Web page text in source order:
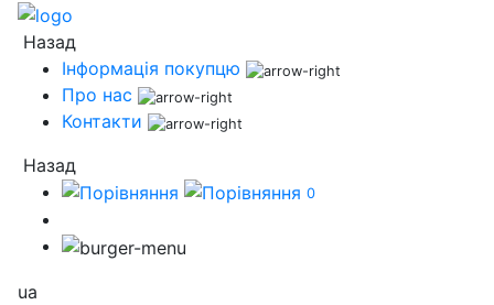
Назад
Інформація покупцю
Про нас
Контакти
Назад
0
ua